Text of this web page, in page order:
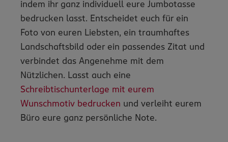
indem ihr ganz individuell eure Jumbotasse
bedrucken lasst. Entscheidet euch für ein
Foto von euren Liebsten, ein traumhaftes
Landschaftsbild oder ein passendes Zitat und
verbindet das Angenehme mit dem
Nützlichen. Lasst auch eine
Schreibtischunterlage mit eurem
Wunschmotiv bedrucken und verleiht eurem
Büro eure ganz persönliche Note.